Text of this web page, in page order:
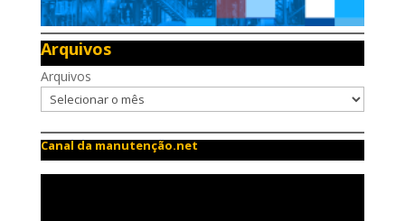
Arquivos
Arquivos
Canal da manutenção.net